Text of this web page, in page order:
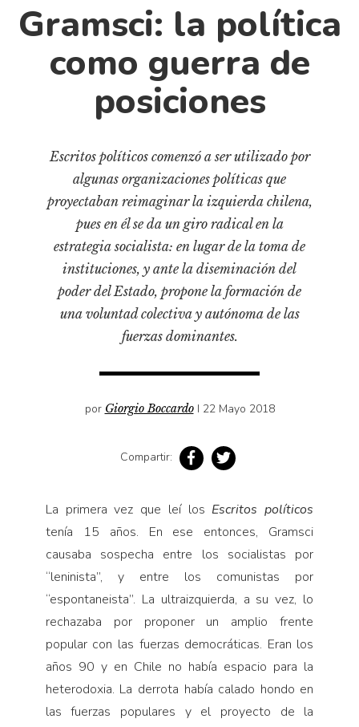
Cultura
Diccionario portátil de la literatura chilena
Historia material de los libros
Lagunas mentales
Libros usados
Literatura
Pensamiento ilustrado
Personajes secundarios
Relecturas
Turismo accidental
Vidas paralelas
Voces y lecturas
Gramsci: la política
como guerra de
posiciones
Escritos políticos comenzó a ser utilizado por
algunas organizaciones políticas que
proyectaban reimaginar la izquierda chilena,
pues en él se da un giro radical en la
estrategia socialista: en lugar de la toma de
instituciones, y ante la diseminación del
poder del Estado, propone la formación de
una voluntad colectiva y autónoma de las
fuerzas dominantes.
por Giorgio Boccardo I 22 Mayo 2018
Compartir:
La primera vez que leí los Escritos políticos
tenía 15 años. En ese entonces, Gramsci
causaba sospecha entre los socialistas por
“leninista”, y entre los comunistas por
“espontaneista”. La ultraizquierda, a su vez, lo
rechazaba por proponer un amplio frente
popular con las fuerzas democráticas. Eran los
años 90 y en Chile no había espacio para la
heterodoxia. La derrota había calado hondo en
las fuerzas populares y el proyecto de la